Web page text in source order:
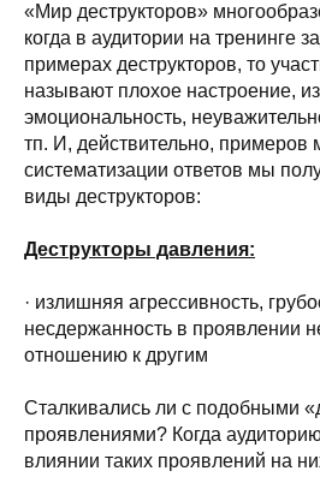
«Мир деструкторов»
когда в аудитории на тренинге
примерах деструкторов, то
называют плохое настроение,
эмоциональность,
тп. И, действительно, примеров
систематизации ответов мы
виды деструкторов:
Деструкторы давления:
· излишняя агрессивность,
несдержанность в проявлении
отношению к другим
Сталкивались ли с подобными
проявлениями? Когда
влиянии таких проявлений на